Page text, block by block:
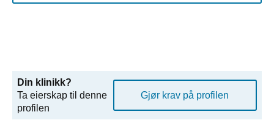
Din klinikk?
Ta eierskap til denne
profilen
Gjør krav på profilen